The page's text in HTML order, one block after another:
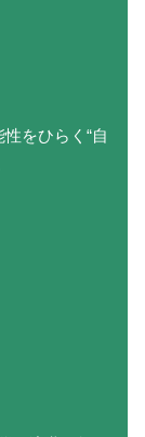
をひらく“自